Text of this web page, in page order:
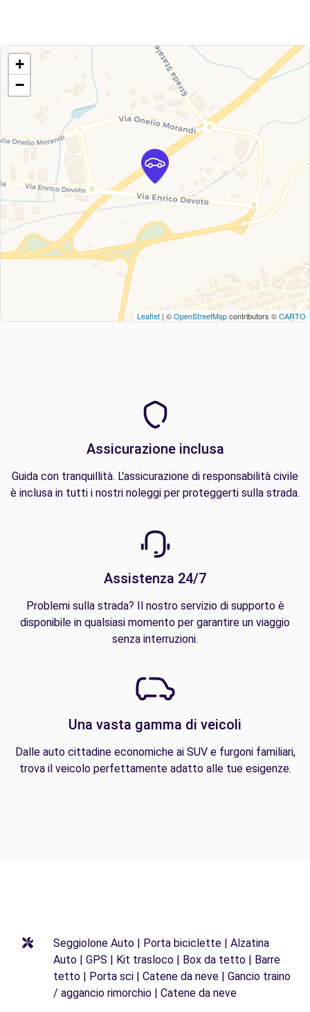
+
−
Leaflet | ©OpenStreetMapcontributors ©CARTO
Assicurazione inclusa
Guida con tranquillità. L'assicurazione di responsabilità civile
è inclusa in tutti i nostri noleggi per proteggerti sulla strada.
Assistenza 24/7
Problemi sulla strada? Il nostro servizio di supporto è
disponibile in qualsiasi momento per garantire un viaggio
senza interruzioni.
Una vasta gamma di veicoli
Dalle auto cittadine economiche ai SUV e furgoni familiari,
trova il veicolo perfettamente adatto alle tue esigenze.
Seggiolone Auto | Porta biciclette | Alzatina
Auto | GPS | Kit trasloco | Box da tetto | Barre
tetto | Porta sci | Catene da neve | Gancio traino
/ aggancio rimorchio | Catene da neve